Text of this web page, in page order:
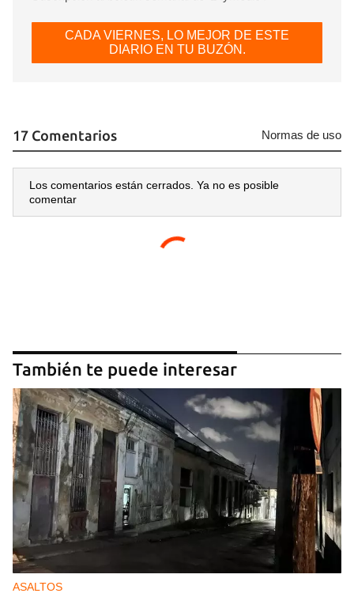
CADA VIERNES, LO MEJOR DE ESTE
DIARIO EN TU BUZÓN.
17 Comentarios Normas de uso
Los comentarios están cerrados. Ya no es posible
comentar
También te puede interesar
ASALTOS